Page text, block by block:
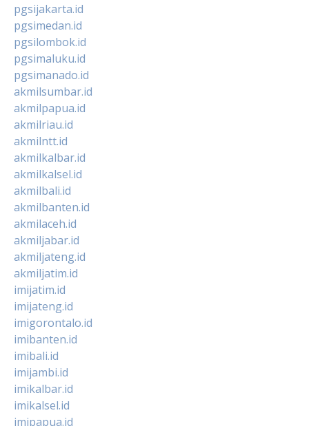
pgsijakarta.id
pgsimedan.id
pgsilombok.id
pgsimaluku.id
pgsimanado.id
akmilsumbar.id
akmilpapua.id
akmilriau.id
akmilntt.id
akmilkalbar.id
akmilkalsel.id
akmilbali.id
akmilbanten.id
akmilaceh.id
akmiljabar.id
akmiljateng.id
akmiljatim.id
imijatim.id
imijateng.id
imigorontalo.id
imibanten.id
imibali.id
imijambi.id
imikalbar.id
imikalsel.id
imipapua.id